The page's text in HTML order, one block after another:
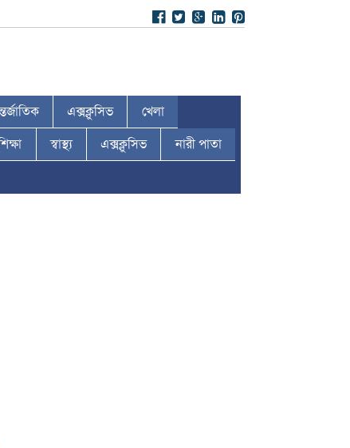
এক্সক্লুসিভ খেলা
স্বাস্থ্য এক্সক্লুসিভ নারী পাতা